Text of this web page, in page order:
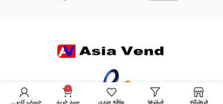
فروشگاه فیلترها علاقه مندی
0
سبد خرید حساب کاربری من